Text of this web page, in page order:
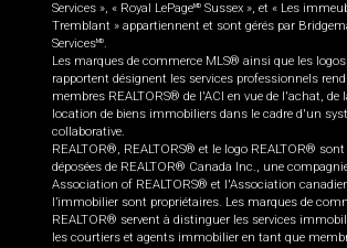
Services », « Royal LePageMD Sussex », et « Les
Tremblant » appartiennent et sont gérés par
ServicesMD.
Les marques de commerce MLS® ainsi que les
rapportent désignent les services professionnels
membres REALTORS® de l'ACI en vue de l'achat, de
location de biens immobiliers dans le cadre d'un
collaborative.
REALTOR®, REALTORS® et le logo REALTOR®
déposées de REALTOR® Canada Inc., une
Association of REALTORS® et l'Association
l’immobilier sont propriétaires. Les marques de
REALTOR® servent à distinguer les services
les courtiers et agents immobilier en tant que